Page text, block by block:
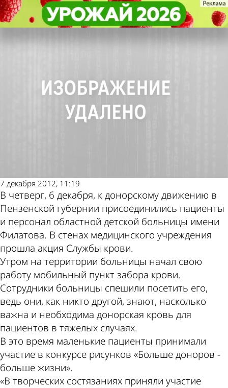
Пензенские дети сказали
спасибо врачам-донорам
Общество
7 декабря 2012, 11:19
В четверг, 6 декабря, к донорскому движению в
Пензенской губернии присоединились пациенты
и персонал областной детской больницы имени
Филатова. В стенах медицинского учреждения
прошла акция Службы крови.
Утром на территории больницы начал свою
работу мобильный пункт забора крови.
Сотрудники больницы спешили посетить его,
ведь они, как никто другой, знают, насколько
важна и необходима донорская кровь для
пациентов в тяжелых случаях.
В это время маленькие пациенты принимали
участие в конкурсе рисунков «Больше доноров -
больше жизни».
«В творческих состязаниях приняли участие
Пензенские дети сказали
спасибо врачам-донорам
Общество
Другие новости по
Погода и курсы